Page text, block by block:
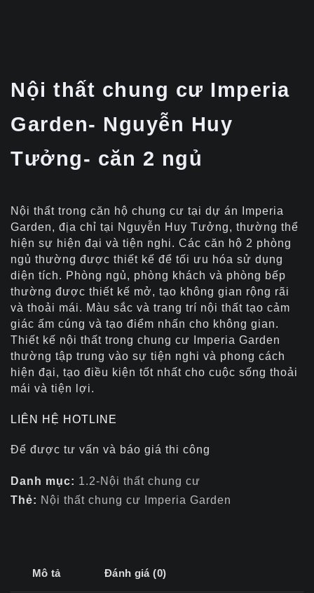
Nội thất chung cư Imperia
Garden- Nguyễn Huy
Tưởng- căn 2 ngủ
Nội thất trong căn hộ chung cư tại dự án Imperia
Garden, địa chỉ tại Nguyễn Huy Tưởng, thường thể
hiện sự hiện đại và tiện nghi. Các căn hộ 2 phòng
ngủ thường được thiết kế để tối ưu hóa sử dụng
diện tích. Phòng ngủ, phòng khách và phòng bếp
thường được thiết kế mở, tạo không gian rộng rãi
và thoải mái. Màu sắc và trang trí nội thất tạo cảm
giác ấm cúng và tạo điểm nhấn cho không gian.
Thiết kế nội thất trong chung cư Imperia Garden
thường tập trung vào sự tiện nghi và phong cách
hiện đại, tạo điều kiện tốt nhất cho cuộc sống thoải
mái và tiện lợi.
LIÊN HỆ HOTLINE
Để được tư vấn và báo giá thi công
Danh mục: 1.2-Nội thất chung cư
Thẻ: Nội thất chung cư Imperia Garden
Mô tả Đánh giá (0)